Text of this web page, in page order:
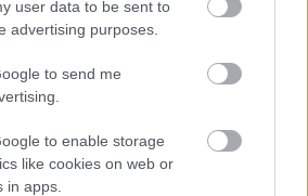
user data to be sent to
advertising purposes.
to send me
to enable storage
like cookies on web or
in apps.
kétszer is dobogón
Tim Gábor